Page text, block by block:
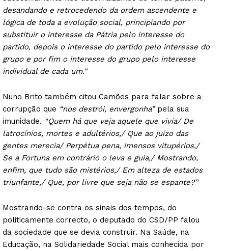
desandando e retrocedendo da ordem ascendente e
lógica de toda a evolução social, principiando por
substituir o interesse da Pátria pelo interesse do
partido, depois o interesse do partido pelo interesse do
grupo e por fim o interesse do grupo pelo interesse
individual de cada um.”
Nuno Brito também citou Camões para falar sobre a
corrupção que “nos destrói, envergonha”pela sua
imunidade. “Quem há que veja aquele que vivia/ De
latrocínios, mortes e adultérios,/ Que ao juízo das
gentes merecia/ Perpétua pena, imensos vitupérios,/
Se a Fortuna em contrário o leva e guia,/ Mostrando,
enfim, que tudo são mistérios,/ Em alteza de estados
triunfante,/ Que, por livre que seja não se espante?”
Mostrando-se contra os sinais dos tempos, do
politicamente correcto, o deputado do CSD/PP falou
da sociedade que se devia construir. Na Saúde, na
Educação, na Solidariedade Social mais conhecida por